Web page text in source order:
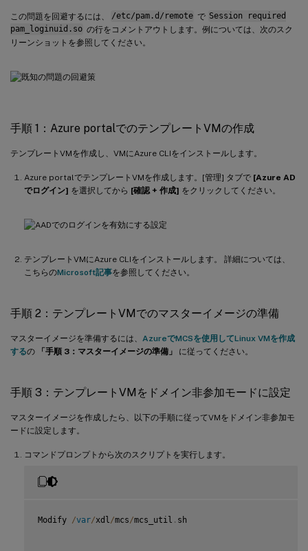
この問題を回避するには、 /etc/pam.d/remote で Session required
pam_loginuid.so の行をコメントアウトします。例については、次のスク
リーンショットを参照してください。
手順 1：Azure portalでのテンプレートVMの作成
テンプレートVMを作成し、VMにAzure CLIをインストールします。
Azure portalでテンプレートVMを作成します。[管理] タブで [Azure AD
でログイン] を選択してから [確認 + 作成] をクリックしてください。
テンプレートVMにAzure CLIをインストールします。 詳細については、
こちらのMicrosoft記事を参照してください。
手順 2：テンプレートVMでのマスターイメージの準備
マスターイメージを準備するには、 AzureでMCSを使用してLinux VMを作成
するの 「手順 3：マスターイメージの準備」 に従ってください。
手順 3：テンプレートVMをドメイン非参加モードに設定
マスターイメージを作成したら、以下の手順に従ってVMをドメイン非参加モ
ードに設定します。
コマンドプロンプトから次のスクリプトを実行します。
Modify /var/xdl /mcs/mcs_util . sh